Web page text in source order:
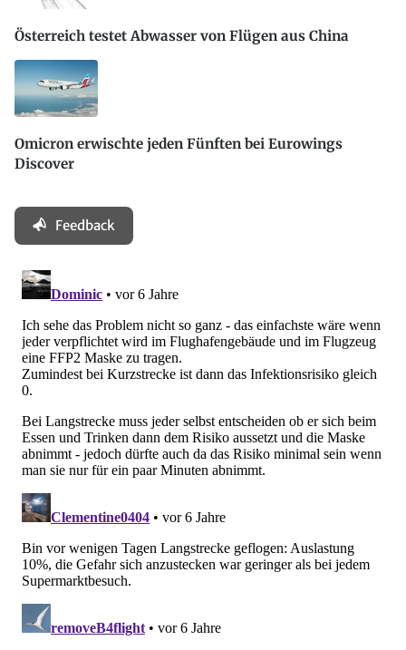
Österreich testet Abwasser von Flügen aus China
Omicron erwischte jeden Fünften bei Eurowings
Discover
Feedback